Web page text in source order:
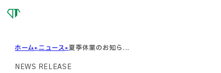
ホーム ニュース 夏季休業のお知ら...
NEWS RELEASE